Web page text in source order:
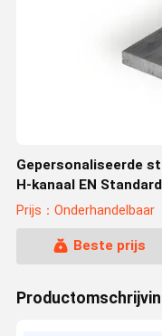
Gepersonaliseerde
H-kanaal EN
Prijs：Onderhandelbaar
Beste prijs